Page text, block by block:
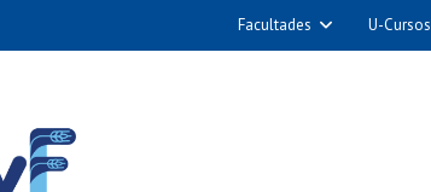
Facultades U-Cursos